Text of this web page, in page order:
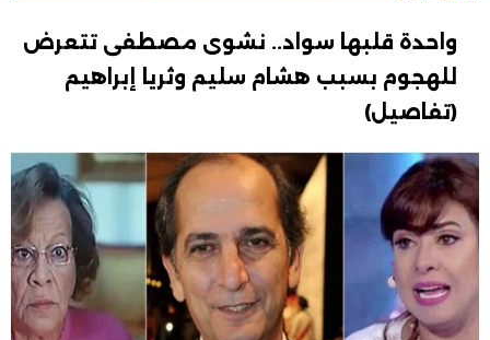
واحدة قلبها سواد.. نشوى مصطفى تتعرض
للهجوم بسبب هشام سليم وثريا إبراهيم
(تفاصيل)